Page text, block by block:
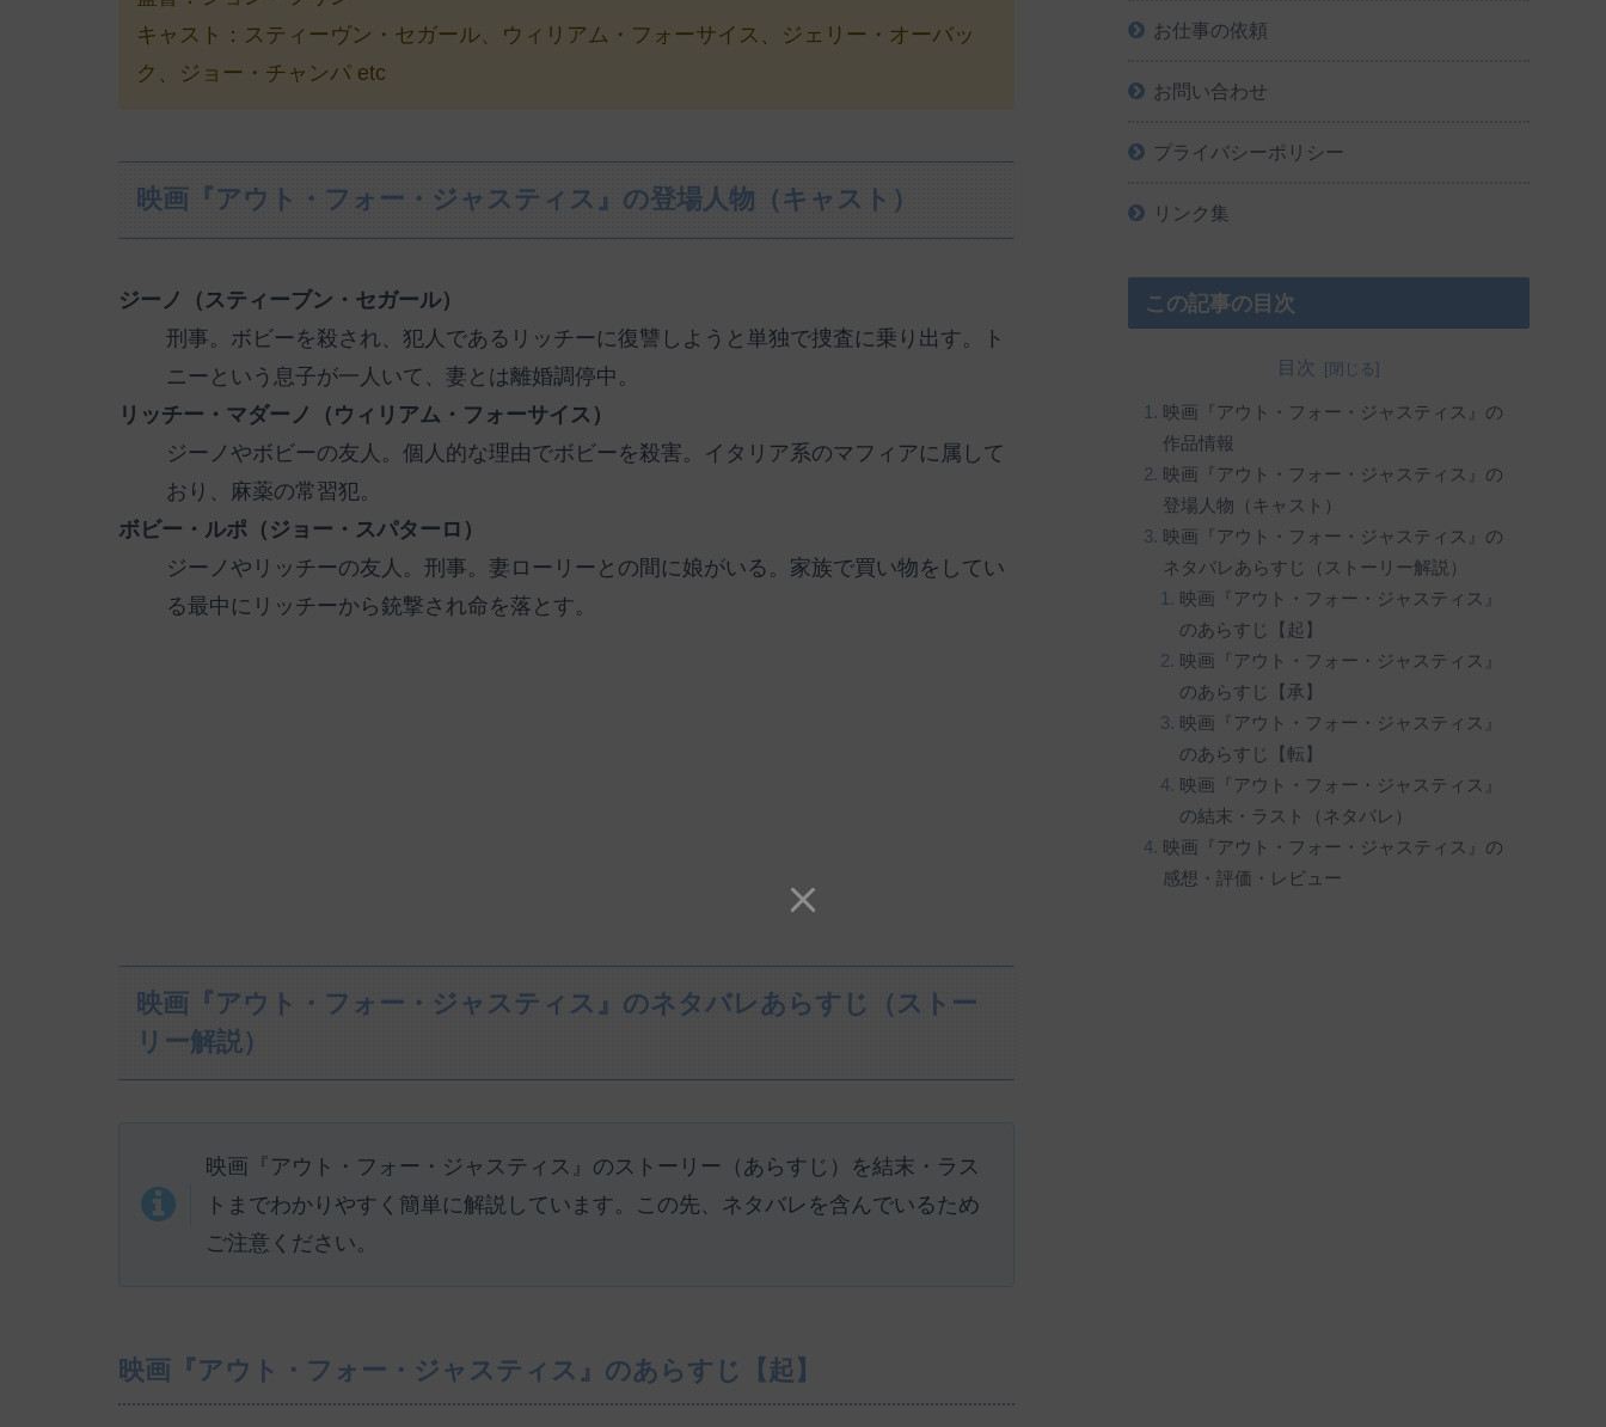
キャスト：スティーヴン・セガール、ウィリアム・フォーサイス、ジェリー・オーバッ
ク、ジョー・チャンパ etc
映画『アウト・フォー・ジャスティス』の登場人物（キャスト）
ジーノ（スティーブン・セガール）
刑事。ボビーを殺され、犯人であるリッチーに復讐しようと単独で捜査に乗り出す。ト
ニーという息子が一人いて、妻とは離婚調停中。
リッチー・マダーノ（ウィリアム・フォーサイス）
ジーノやボビーの友人。個人的な理由でボビーを殺害。イタリア系のマフィアに属して
おり、麻薬の常習犯。
ボビー・ルポ（ジョー・スパターロ）
ジーノやリッチーの友人。刑事。妻ローリーとの間に娘がいる。家族で買い物をしてい
る最中にリッチーから銃撃され命を落とす。
映画『アウト・フォー・ジャスティス』のネタバレあらすじ（ストー
リー解説）
映画『アウト・フォー・ジャスティス』のストーリー（あらすじ）を結末・ラス
トまでわかりやすく簡単に解説しています。この先、ネタバレを含んでいるため
ご注意ください。
映画『アウト・フォー・ジャスティス』のあらすじ【起】
お仕事の依頼
お問い合わせ
プライバシーポリシー
リンク集
この記事の目次
目次
映画『アウト・フォー・ジャスティス』の
作品情報
映画『アウト・フォー・ジャスティス』の
登場人物（キャスト）
映画『アウト・フォー・ジャスティス』の
ネタバレあらすじ（ストーリー解説）
映画『アウト・フォー・ジャスティス』
のあらすじ【起】
映画『アウト・フォー・ジャスティス』
のあらすじ【承】
映画『アウト・フォー・ジャスティス』
のあらすじ【転】
映画『アウト・フォー・ジャスティス』
の結末・ラスト（ネタバレ）
映画『アウト・フォー・ジャスティス』の
感想・評価・レビュー